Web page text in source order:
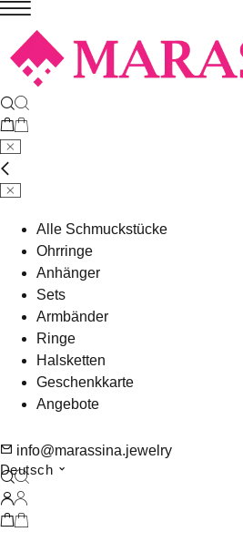
Alle Schmuckstücke
Ohrringe
Anhänger
Sets
Armbänder
Ringe
Halsketten
Geschenkkarte
Angebote
info@marassina.jewelry
Deutsch